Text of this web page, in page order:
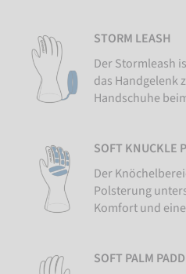
STORM LEASH
Der Stormleash
das Handgelenk
Handschuhe
SOFT KNUCKLE
Der
Polsterung
Komfort und
SOFT PALM